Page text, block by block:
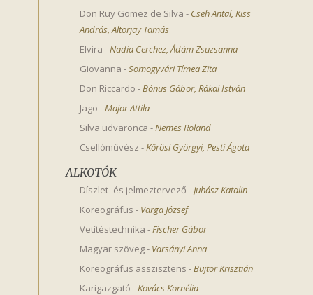
Don Ruy Gomez de Silva - Cseh Antal, Kiss
András,Altorjay Tamás
Elvira -Nadia Cerchez,Ádám Zsuzsanna
Giovanna -Somogyvári Tímea Zita
Don Riccardo -Bónus Gábor, Rákai István
Jago -Major Attila
Silva udvaronca -Nemes Roland
Csellóművész -Kőrösi Györgyi, Pesti Ágota
ALKOTÓK
Díszlet- és jelmeztervező -Juhász Katalin
Koreográfus - Varga József
Vetítéstechnika -Fischer Gábor
Magyar szöveg- Varsányi Anna
Koreográfus asszisztens -Bujtor Krisztián
Karigazgató -Kovács Kornélia